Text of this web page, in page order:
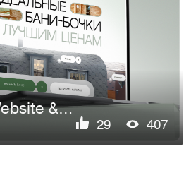
Три Бочки | Website & Branding
29 407